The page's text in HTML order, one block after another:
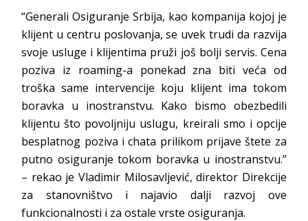
“Generali Osiguranje Srbija, kao kompanija kojoj je
klijent u centru poslovanja, se uvek trudi da razvija
svoje usluge i klijentima pruži još bolji servis. Cena
poziva iz roaming-a ponekad zna biti veća od
troška same intervencije koju klijent ima tokom
boravka u inostranstvu. Kako bismo obezbedili
klijentu što povoljniju uslugu, kreirali smo i opcije
besplatnog poziva i chata prilikom prijave štete za
putno osiguranje tokom boravka u inostranstvu.”
– rekao je Vladimir Milosavljević, direktor Direkcije
za stanovništvo i najavio dalji razvoj ove
funkcionalnosti i za ostale vrste osiguranja.